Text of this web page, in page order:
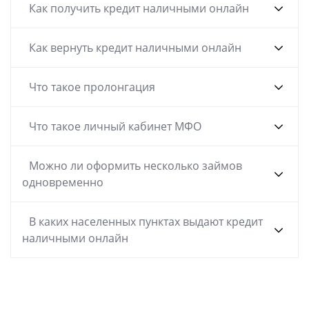
Как получить кредит наличными онлайн
Как вернуть кредит наличными онлайн
Что такое пролонгация
Что такое личный кабинет МФО
Можно ли оформить несколько займов
одновременно
В каких населенных пунктах выдают кредит
наличными онлайн